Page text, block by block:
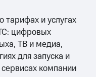
тарифах и услугах
цифровых
ТВ и медиа,
для запуска и
компании